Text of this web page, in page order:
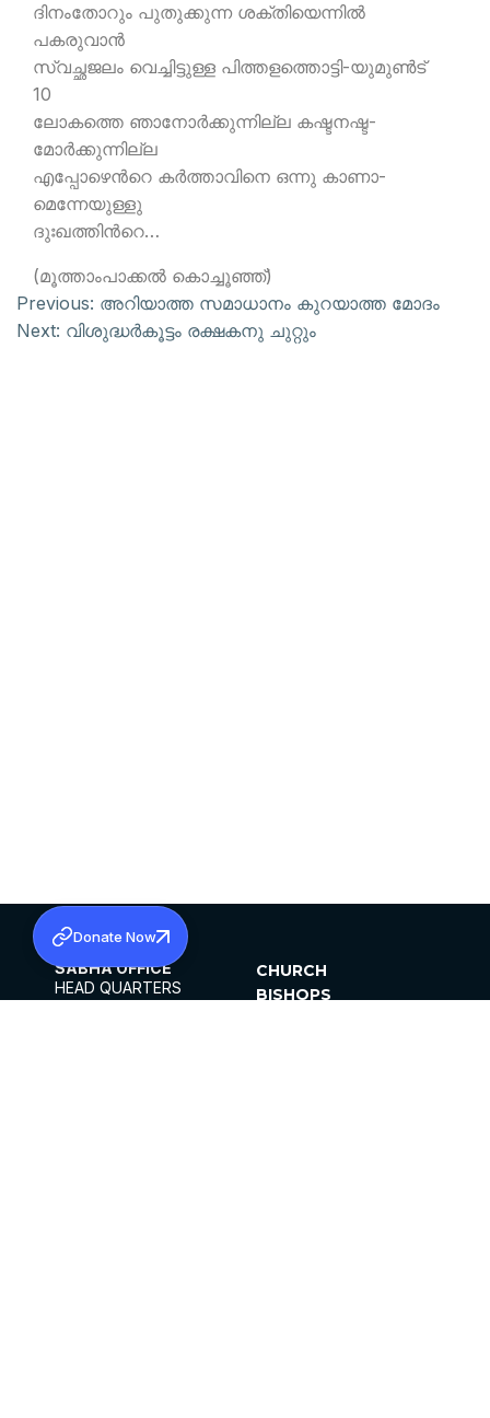
ദിനംതോറും പുതുക്കുന്ന ശക്തിയെന്നില്‍
പകരുവാന്‍
സ്വച്ഛജലം വെച്ചിട്ടുള്ള പിത്തളത്തൊട്ടി-യുമുണ്‍ട്
10
ലോകത്തെ ഞാനോര്‍ക്കുന്നില്ല കഷ്ടനഷ്ട-
മോര്‍ക്കുന്നില്ല
എപ്പോഴെന്‍റെ കര്‍ത്താവിനെ ഒന്നു കാണാ-
മെന്നേയുള്ളു
ദുഃഖത്തിന്‍റെ…
(മൂത്താംപാക്കല്‍ കൊച്ചൂഞ്ഞ്)
Previous: അറിയാത്ത സമാധാനം കുറയാത്ത മോദം
Next: വിശുദ്ധര്‍കൂട്ടം രക്ഷകനു ചുറ്റും
SABHA OFFICE
HEAD QUARTERS
CHURCH
BISHOPS
Donate Now